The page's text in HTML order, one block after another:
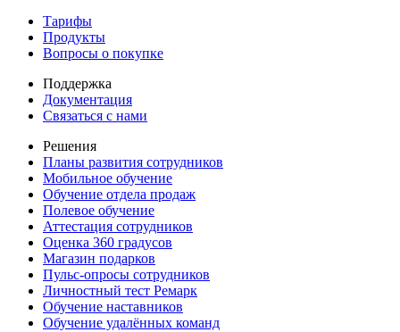
Тарифы
Продукты
Вопросы о покупке
Поддержка
Документация
Связаться с нами
Решения
Планы развития сотрудников
Мобильное обучение
Обучение отдела продаж
Полевое обучение
Аттестация сотрудников
Оценка 360 градусов
Магазин подарков
Пульс-опросы сотрудников
Личностный тест Ремарк
Обучение наставников
Обучение удалённых команд